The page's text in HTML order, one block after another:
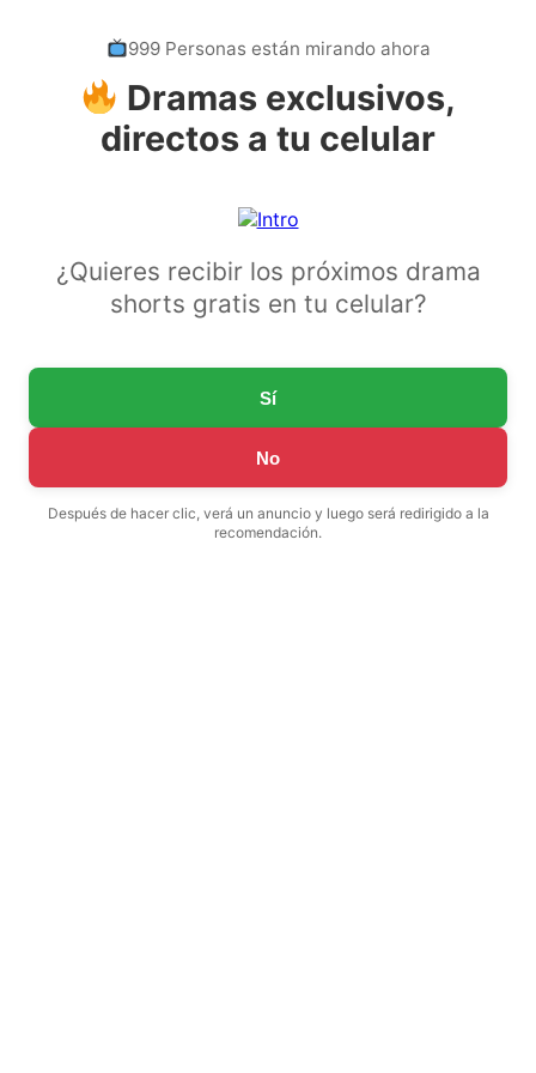
999 Personas están mirando ahora
Dramas exclusivos,
directos a tu celular
¿Quieres recibir los próximos drama
shorts gratis en tu celular?
Sí
No
Después de hacer clic, verá un anuncio y luego será redirigido a la
recomendación.